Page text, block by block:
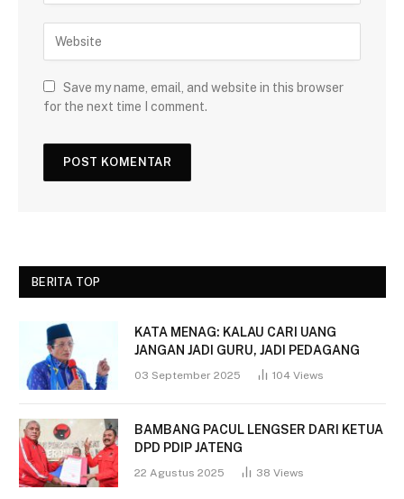
Save my name, email, and website in this browser
for the next time I comment.
BERITA TOP
KATA MENAG: KALAU CARI UANG
JANGAN JADI GURU, JADI PEDAGANG
03 September 2025 104 Views
BAMBANG PACUL LENGSER DARI KETUA
DPD PDIP JATENG
22 Agustus 2025 38 Views